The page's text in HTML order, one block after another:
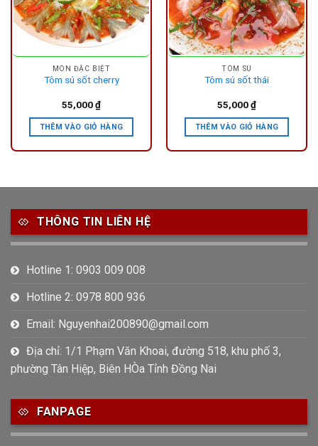
MÓN ĐẶC BIỆT
Tôm sú sốt cherry
55,000₫
THÊM VÀO GIỎ HÀNG
TÔM SÚ
Tôm sú sốt thái
55,000₫
THÊM VÀO GIỎ HÀNG
THÔNG TIN LIÊN HỆ
Hotline 1: 0903 009 008
Hotline 2: 0978 800 936
Email: Nguyenhai200890@gmail.com
Địa chỉ: 1/1 Phạm Văn Khoai, đường 518, khu phố 3,
phường Tân Hiệp, Biên HÒa Tỉnh Đồng Nai
FANPAGE